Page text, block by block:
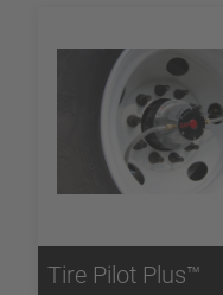
Tire Pilot Plus™